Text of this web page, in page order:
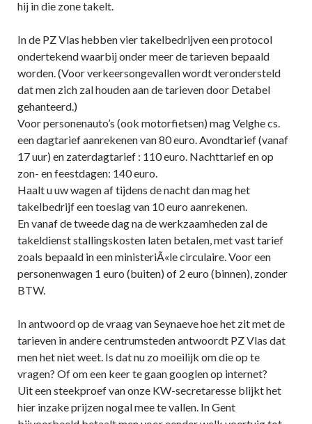
hij in die zone takelt.
In de PZ Vlas hebben vier takelbedrijven een protocol
ondertekend waarbij onder meer de tarieven bepaald
worden. (Voor verkeersongevallen wordt verondersteld
dat men zich zal houden aan de tarieven door Detabel
gehanteerd.)
Voor personenauto’s (ook motorfietsen) mag Velghe cs.
een dagtarief aanrekenen van 80 euro. Avondtarief (vanaf
17 uur) en zaterdagtarief : 110 euro. Nachttarief en op
zon- en feestdagen: 140 euro.
Haalt u uw wagen af tijdens de nacht dan mag het
takelbedrijf een toeslag van 10 euro aanrekenen.
En vanaf de tweede dag na de werkzaamheden zal de
takeldienst stallingskosten laten betalen, met vast tarief
zoals bepaald in een ministeriÃ«le circulaire. Voor een
personenwagen 1 euro (buiten) of 2 euro (binnen), zonder
BTW.
In antwoord op de vraag van Seynaeve hoe het zit met de
tarieven in andere centrumsteden antwoordt PZ Vlas dat
men het niet weet. Is dat nu zo moeilijk om die op te
vragen? Of om een keer te gaan googlen op internet?
Uit een steekproef van onze KW-secretaresse blijkt het
hier inzake prijzen nogal mee te vallen. In Gent